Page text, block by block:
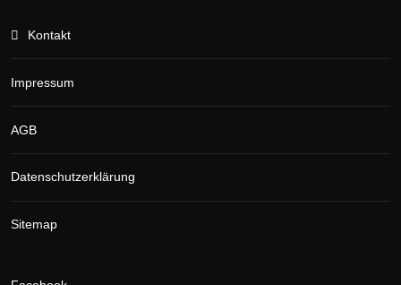
Kontakt
Impressum
AGB
Datenschutzerklärung
Sitemap